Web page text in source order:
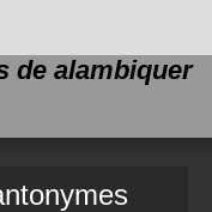
de alambiquer